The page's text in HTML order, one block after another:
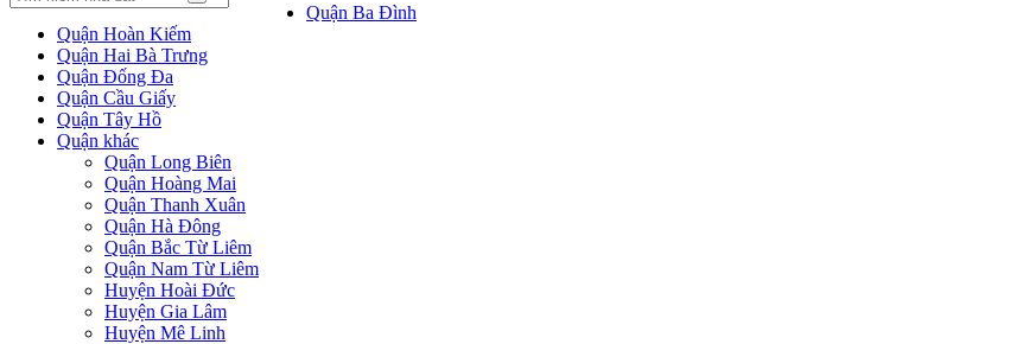
Quận Ba Đình
Quận Hoàn Kiếm
Quận Hai Bà Trưng
Quận Đống Đa
Quận Cầu Giấy
Quận Tây Hồ
Quận khác
Quận Long Biên
Quận Hoàng Mai
Quận Thanh Xuân
Quận Hà Đông
Quận Bắc Từ Liêm
Quận Nam Từ Liêm
Huyện Hoài Đức
Huyện Gia Lâm
Huyện Mê Linh